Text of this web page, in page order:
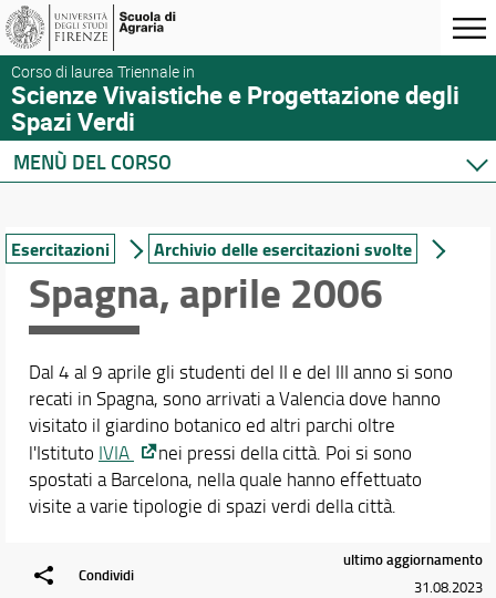
Corso di laurea Triennale in
Scienze Vivaistiche e Progettazione degli
Spazi Verdi
MENÙ DEL CORSO
Corso di studio
Didattica
Ricerca insegnamenti
Piani di Studio
Conoscenza lingue straniere
Corsi di formazione sulla sicurezza
Esercitazioni
Tirocinio e Stage
Mobilità internazionale
Docenti
Orario e calendari
Esercitazioni Archivio delle esercitazioni svolte
Spagna, aprile 2006
Dal 4 al 9 aprile gli studenti del II e del III anno si sono
recati in Spagna, sono arrivati a Valencia dove hanno
visitato il giardino botanico ed altri parchi oltre
l'Istituto IVIA
nei pressi della città. Poi si sono
spostati a Barcelona, nella quale hanno effettuato
visite a varie tipologie di spazi verdi della città.
Condividi
ultimo aggiornamento
31.08.2023